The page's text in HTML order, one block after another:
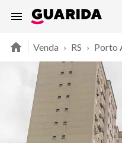
Venda › RS › Porto